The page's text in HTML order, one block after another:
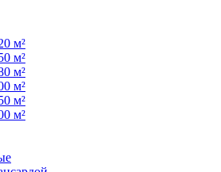
м²
м²
м²
м²
м²
м²